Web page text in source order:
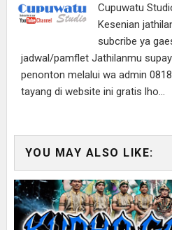
Cupuwatu
Kesenian
subcribe ya
jadwal/pamflet Jathilanmu
penonton melalui wa admin
tayang di website ini gratis lho...
YOU MAY ALSO LIKE: